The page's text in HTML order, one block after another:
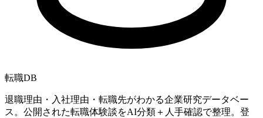
転職DB
退職理由・入社理由・転職先がわかる企業研究データベー
ス。公開された転職体験談をAI分類＋人手確認で整理。登